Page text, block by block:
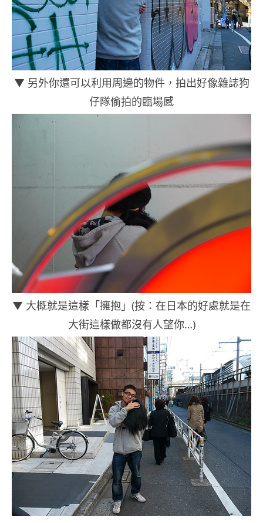
▼ 另外你還可以利用周邊的物件，拍出好像雜誌狗
仔隊偷拍的臨場感
▼ 大概就是這樣「擁抱」(按：在日本的好處就是在
大街這樣做都沒有人望你…)